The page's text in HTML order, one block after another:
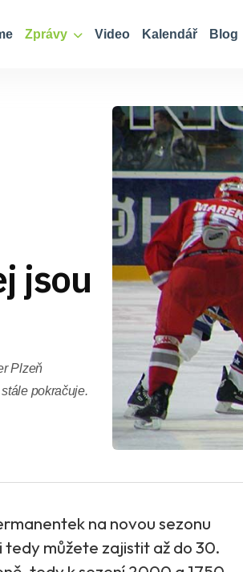
Zprávy Video Kalendář Blog
jsou
Plzeň
pokračuje.
na novou sezonu
můžete zajistit až do 30.